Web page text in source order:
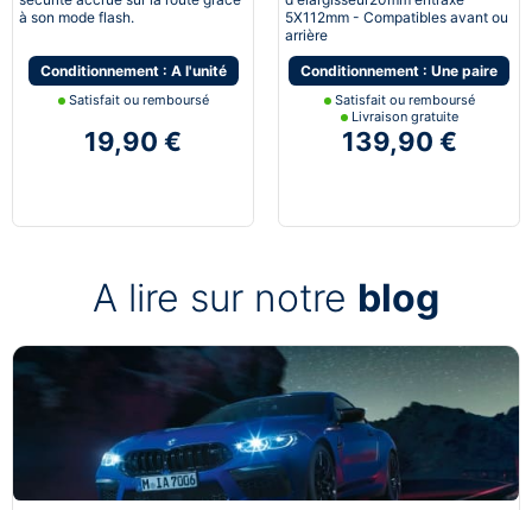
à son mode flash.
Conditionnement : A l'unité
Satisfait ou remboursé
19,90 €
5X112mm - Compatibles avant ou
arrière
Conditionnement : Une paire
Satisfait ou remboursé
Livraison gratuite
139,90 €
A lire sur notre blog